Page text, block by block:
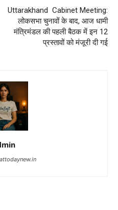
Uttarakhand Cabinet Meeting:
लोकसभा चुनावों के बाद, आज धामी
मंत्रिमंडल की पहली बैठक में इन 12
प्रस्तावों को मंजूरी दी गई